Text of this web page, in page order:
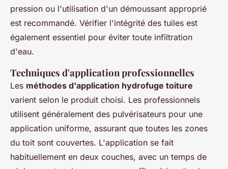
pression ou l'utilisation d'un démoussant approprié
est recommandé. Vérifier l'intégrité des tuiles est
également essentiel pour éviter toute infiltration
d'eau.
Techniques d'application professionnelles
Les méthodes d'application hydrofuge toiture
varient selon le produit choisi. Les professionnels
utilisent généralement des pulvérisateurs pour une
application uniforme, assurant que toutes les zones
du toit sont couvertes. L'application se fait
habituellement en deux couches, avec un temps de